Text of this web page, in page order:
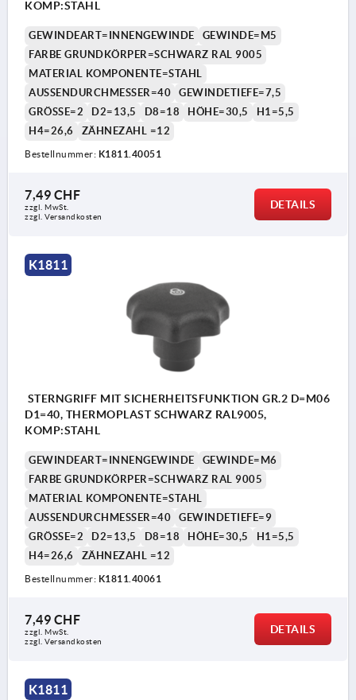
KOMP:STAHL
GEWINDEART=INNENGEWINDE
GEWINDE=M5
FARBE GRUNDKÖRPER=SCHWARZ RAL 9005
MATERIAL KOMPONENTE=STAHL
AUSSENDURCHMESSER=40
GEWINDETIEFE=7,5
GRÖSSE=2
D2=13,5 D8=18 HÖHE=30,5
H1=5,5
H4=26,6
ZÄHNEZAHL =12
Bestellnummer: K1811.40051
7,49 CHF
zzgl. MwSt.
zzgl. Versandkosten
DETAILS
K1811
STERNGRIFF MIT SICHERHEITSFUNKTION GR.2 D=M06
D1=40, THERMOPLAST SCHWARZ RAL9005,
KOMP:STAHL
GEWINDEART=INNENGEWINDE
GEWINDE=M6
FARBE GRUNDKÖRPER=SCHWARZ RAL 9005
MATERIAL KOMPONENTE=STAHL
AUSSENDURCHMESSER=40
GEWINDETIEFE=9
GRÖSSE=2
D2=13,5 D8=18 HÖHE=30,5
H1=5,5
H4=26,6
ZÄHNEZAHL =12
Bestellnummer: K1811.40061
7,49 CHF
zzgl. MwSt.
zzgl. Versandkosten
DETAILS
K1811